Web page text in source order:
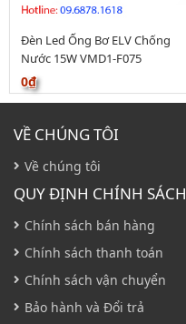
Đèn Led Ống Bơ ELV Chống
Nước 15W VMD1-F075
0₫
VỀ CHÚNG TÔI
Về chúng tôi
QUY ĐỊNH CHÍNH SÁCH
Chính sách bán hàng
Chính sách thanh toán
Chính sách vận chuyển
Bảo hành và Đổi trả